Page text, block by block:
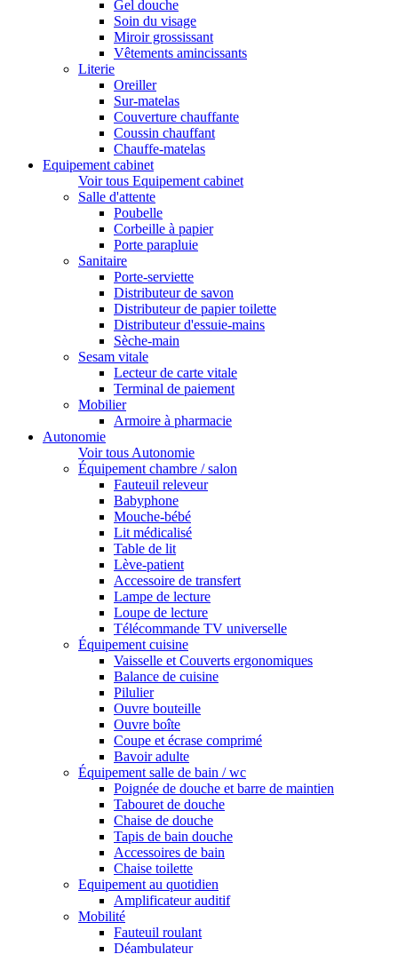
Gel douche
Soin du visage
Miroir grossissant
Vêtements amincissants
Literie
Oreiller
Sur-matelas
Couverture chauffante
Coussin chauffant
Chauffe-matelas
Equipement cabinet
Voir tous Equipement cabinet
Salle d'attente
Poubelle
Corbeille à papier
Porte parapluie
Sanitaire
Porte-serviette
Distributeur de savon
Distributeur de papier toilette
Distributeur d'essuie-mains
Sèche-main
Sesam vitale
Lecteur de carte vitale
Terminal de paiement
Mobilier
Armoire à pharmacie
Autonomie
Voir tous Autonomie
Équipement chambre / salon
Fauteuil releveur
Babyphone
Mouche-bébé
Lit médicalisé
Table de lit
Lève-patient
Accessoire de transfert
Lampe de lecture
Loupe de lecture
Télécommande TV universelle
Équipement cuisine
Vaisselle et Couverts ergonomiques
Balance de cuisine
Pilulier
Ouvre bouteille
Ouvre boîte
Coupe et écrase comprimé
Bavoir adulte
Équipement salle de bain / wc
Poignée de douche et barre de maintien
Tabouret de douche
Chaise de douche
Tapis de bain douche
Accessoires de bain
Chaise toilette
Equipement au quotidien
Amplificateur auditif
Mobilité
Fauteuil roulant
Déambulateur